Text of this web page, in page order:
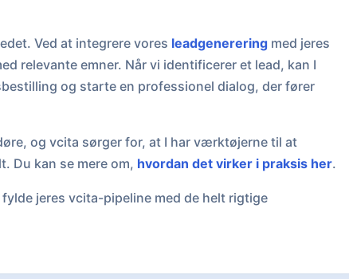
Ved at integrere vores leadgenereringmed jeres
relevante emner. Når vi identificerer et lead, kan I
og starte en professionel dialog, der fører
og vcita sørger for, at I har værktøjerne til at
Du kan se mere om, hvordan det virker i praksis her.
jeres vcita-pipeline med de helt rigtige